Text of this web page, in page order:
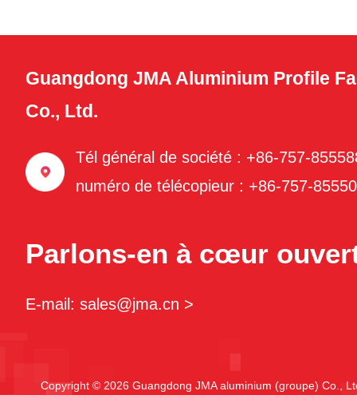
Guangdong JMA Aluminium Profile
Co., Ltd.
Tél général de société : +86-757-
numéro de télécopieur : +86-757-
Parlons-en à cœur
E-mail: sales@jma.cn >
Copyright © 2026 Guangdong JMA aluminium (groupe) Co.,